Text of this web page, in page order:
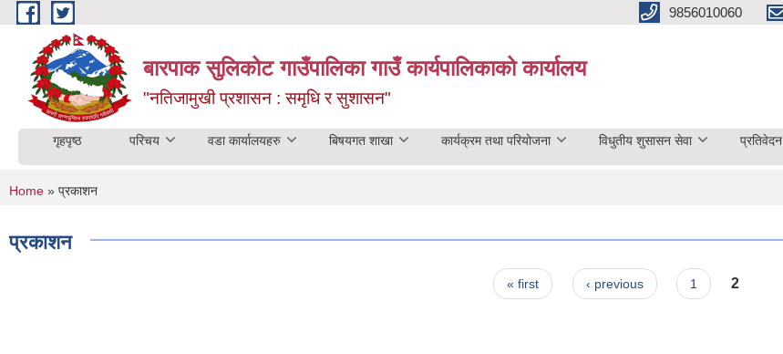
Skip to main content 9856010060
बारपाक सुलिकोट गाउँपालिका गाउँ कार्यपालिकाको कार्यालय
"नतिजामुखी प्रशासन : समृधि र सुशासन"
गृहपृष्ठ परिचय वडा कार्यालयहरु बिषयगत शाखा कार्यक्रम तथा परियोजना विधुतीय शुसासन सेवा प्रतिवेदन
You are here
Home » प्रकाशन
प्रकाशन
« first ‹ previous 1 2